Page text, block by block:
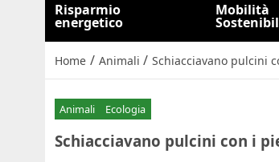
Risparmio
energetico
Mobilità
Home / Animali / Schiacciavano pulcini
Animali Ecologia
Schiacciavano pulcini con i